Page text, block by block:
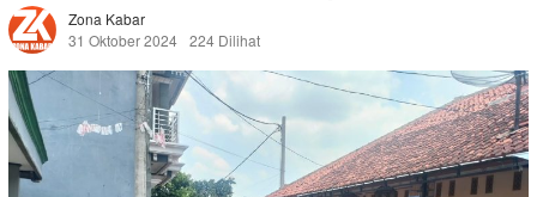
Zona Kabar
31 Oktober 2024 224 Dilihat